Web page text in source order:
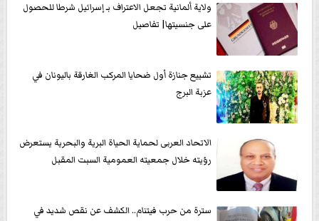
ولاية ألمانية تجعل الاعتراف بـ إسرائيل شرطا للحصول
على جنسيتها| تفاصيل
تشييع جنازة أول ضحايا المركب الغارقة باليونان في
عزبة البرج
الاتحاد العربى لحماية الحياة البرية والبحرية يستعرض
رؤيته خلال جمعيته العمومية السبت المقبل
سترة من حرب فيتنام.. الكشف عن نقص شديد في